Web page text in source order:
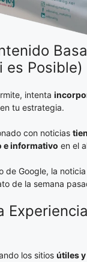
es Posible)
intenta
en tu estrategia.
con noticias
e informativo en el
de Google, la
de la semana
los sitios útiles